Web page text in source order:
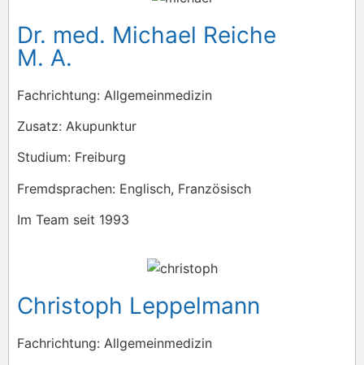
Dr. med. Michael Reiche
M. A.
Fachrichtung: Allgemeinmedizin
Zusatz: Akupunktur
Studium: Freiburg
Fremdsprachen: Englisch, Französisch
Im Team seit 1993
Christoph Leppelmann
Fachrichtung: Allgemeinmedizin